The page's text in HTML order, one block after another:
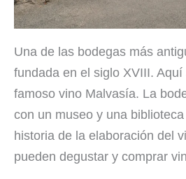
Una de las bodegas más
fundada en el siglo XVIII. Aquí
famoso vino Malvasía. La
con un museo y una
historia de la elaboración del
pueden degustar y comprar